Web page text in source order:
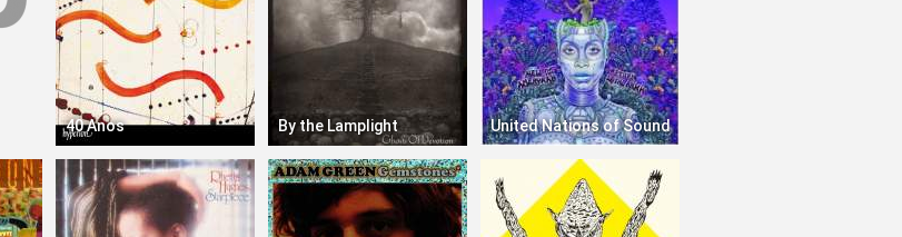
40 Anos By the Lamplight United Nations of Sound